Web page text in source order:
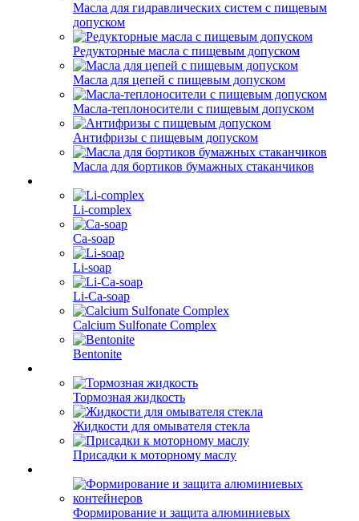
Масла для гидравлических систем с пищевым
допуском
Редукторные масла с пищевым допуском
Масла для цепей с пищевым допуском
Масла-теплоносители с пищевым допуском
Антифризы с пищевым допуском
Масла для бортиков бумажных стаканчиков
Li-complex
Ca-soap
Li-soap
Li-Ca-soap
Calcium Sulfonate Complex
Bentonite
Тормозная жидкость
Жидкости для омывателя стекла
Присадки к моторному маслу
Формирование и защита алюминиевых